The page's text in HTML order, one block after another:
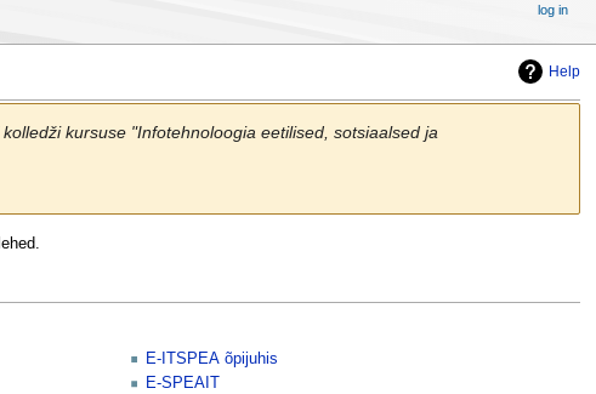
Help
kursuse "Infotehnoloogia eetilised, sotsiaalsed ja
E-ITSPEA õpijuhis
E-SPEAIT
log in